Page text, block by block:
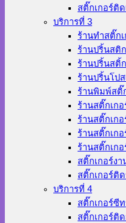
สติ๊กเกอร์ติด
บริการที่ 3
ร้านทําสติ๊ก
ร้านปริ้นสติ
ร้านปริ้นสติ้
ร้านปริ้นโป
ร้านพิมพ์สติ๊
ร้านสติ๊กเกอ
ร้านสติ๊กเก
ร้านสติ๊กเก
ร้านสติ๊กเก
สติ๊กเกอร์งา
สติ๊กเกอร์ติ
บริการที่ 4
สติ๊กเกอร์ซี
สติ๊กเกอร์ติ